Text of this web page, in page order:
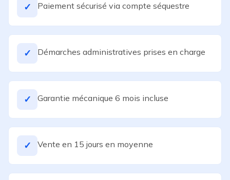
✓ Paiement sécurisé via compte séquestre
✓ Démarches administratives prises en charge
✓ Garantie mécanique 6 mois incluse
✓ Vente en 15 jours en moyenne